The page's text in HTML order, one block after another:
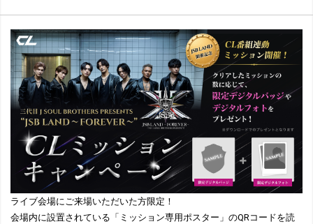
ライブ会場にご来場いただいた方限定！
会場内に設置されている「ミッション専用ポスター」のQRコードを読